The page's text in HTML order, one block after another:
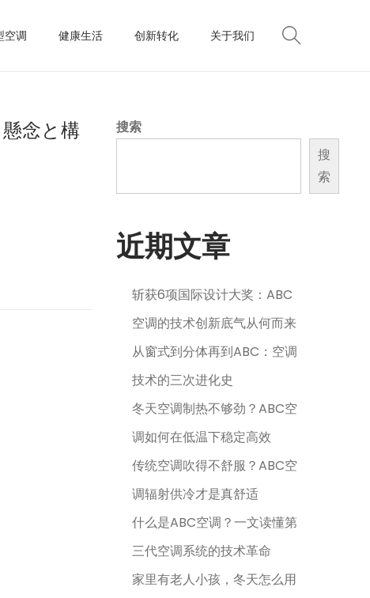
空调 健康生活 创新转化 关于我们
念と構
搜索
搜
索
近期文章
斩获6项国际设计大奖：ABC
空调的技术创新底气从何而来
从窗式到分体再到ABC：空调
技术的三次进化史
冬天空调制热不够劲？ABC空
调如何在低温下稳定高效
传统空调吹得不舒服？ABC空
调辐射供冷才是真舒适
什么是ABC空调？一文读懂第
三代空调系统的技术革命
家里有老人小孩，冬天怎么用